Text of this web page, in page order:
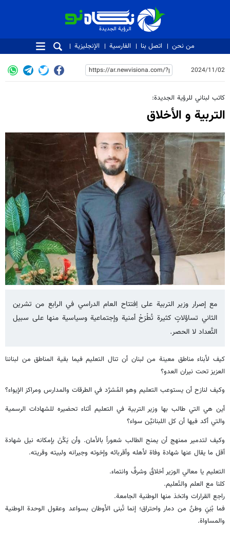
الرؤية الجديدة
الرؤية الجديدة
من نحن اتصل بنا الفارسية الإنجليزية
2024/11/02
كاتب لبناني للرؤية الجديدة:
التربية و الأخلاق
مع إصرار وزير التربية على اِفتتاح العام الدراسي في الرابع من تشرين
الثاني تساؤلاتٍ كثيرة تُطْرَحْ أمنية وإجتماعية وسياسية منها على سبيل
التَّعداد لا الحصر.
كيف لأبناء مناطق معينة من لبنان أن تنال التعليم فيما بقية المناطق من لبناننا
العزيز تحت نيران العدو؟
وكيف لنازح أن يستوعب التعليم وهو المُشرَّد في الطرقات والمدارس ومراكز الإيواء؟
أين هي التي طالب بها وزير التربية في التعليم أثناء تحضيره للشهادات الرسمية
والتي أكد فيها أن كل اللبنانيِّن سواء؟
وكيف لتدمير ممنهج أن يمنح الطالب شعوراً بالأمان. وأن يَكُنْ بإمكانه نيل شهادة
أقل ما يقال عنها شهادة وفاة لأهله وأقربائه وإخوته وجيرانه ولبيته وقريته.
التعليم يا معالي الوزير أخلاقٌ وشرفٌ وانتماء.
كلنا مع العلم والتّعليم.
راجع القرارات واتخذ منها الوطنية الجامعة.
فما بُنِيَ وطنٌ من دمار واحتراق؛ إنما تُبنى الأوطان بسواعد وعقول الوحدة الوطنية
والمساواة.